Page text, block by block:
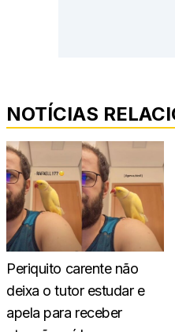
NOTÍCIAS
Periquito carente não
deixa o tutor estudar e
apela para receber